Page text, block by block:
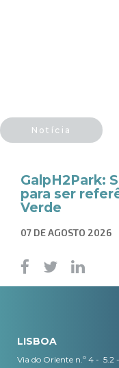
Notícia
GalpH2Park:
para ser
Verde
07 DE AGOSTO 2026
LISBOA
Via do Oriente n.º 4 - 5.2